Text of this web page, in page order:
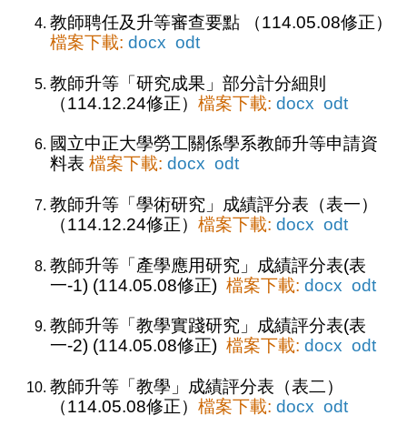
教師聘任及升等審查要點 （114.05.08修正）
檔案下載: docx odt
教師升等「研究成果」部分計分細則
（114.12.24修正） 檔案下載: docx odt
國立中正大學勞工關係學系教師升等申請資
料表 檔案下載: docx odt
教師升等「學術研究」成績評分表（表一）
（114.12.24修正） 檔案下載: docx odt
教師升等「產學應用研究」成績評分表(表
一-1) (114.05.08修正) 檔案下載: docx odt
教師升等「教學實踐研究」成績評分表(表
一-2) (114.05.08修正) 檔案下載: docx odt
教師升等「教學」成績評分表（表二）
（114.05.08修正） 檔案下載: docx odt